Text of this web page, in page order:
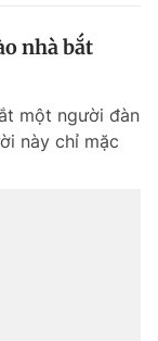
nhà bắt
một người đàn
này chỉ mặc